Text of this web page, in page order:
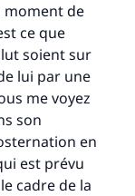
moment de
ce que
soient sur
lui par une
me voyez
son
en
est prévu
cadre de la